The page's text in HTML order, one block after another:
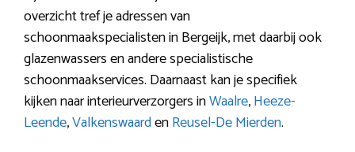
overzicht tref je adressen van
schoonmaakspecialisten in Bergeijk, met daarbij ook
glazenwassers en andere specialistische
schoonmaakservices. Daarnaast kan je specifiek
kijken naar interieurverzorgers inWaalre,Heeze-
Leende,ValkenswaardenReusel-De Mierden.